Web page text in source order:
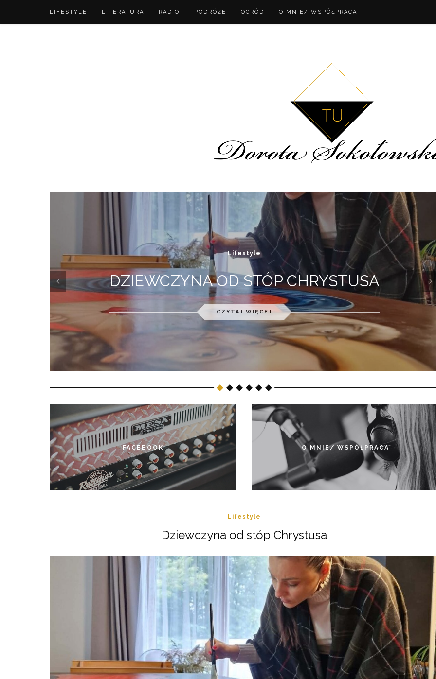
LIFESTYLE LITERATURA RADIO PODRÓŻE OGRÓD O MNIE/ WSPÓŁPRACA
Literatura
PEŁNA PÓŁKA- NAJPIĘKNIEJSZE KSIĄŻKI O
BIBLIOTEKACH
CZYTAJ WIĘCEJ
next
FACEBOOK O MNIE/ WSPÓŁPRACA
Lifestyle
Dziewczyna od stóp Chrystusa
Dzień kobiet
8 marca 2026
Świ(a)t przed wiosną
26 lutego 2026
Dziewczyna od stóp
12 maja 2026